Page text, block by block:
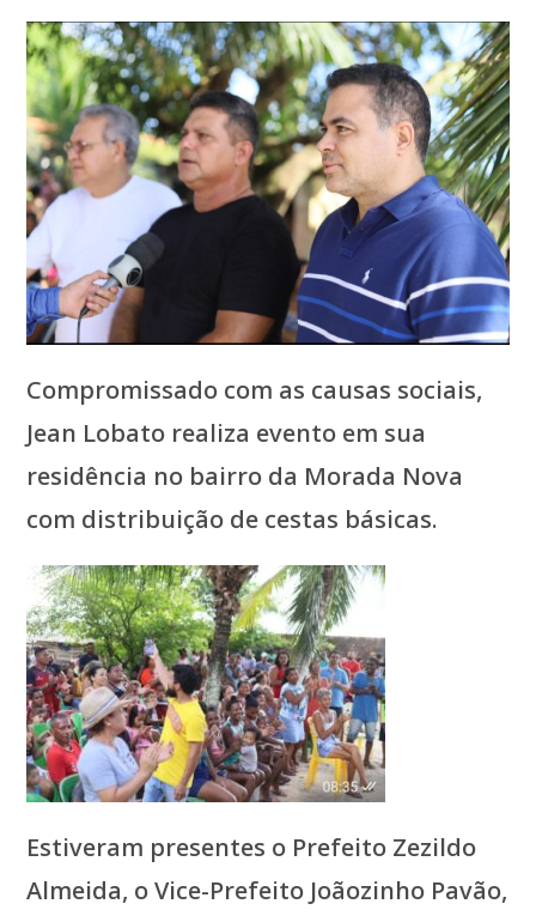
Compromissado com as causas sociais,
Jean Lobato realiza evento em sua
residência no bairro da Morada Nova
com distribuição de cestas básicas.
Estiveram presentes o Prefeito Zezildo
Almeida, o Vice-Prefeito Joãozinho Pavão,